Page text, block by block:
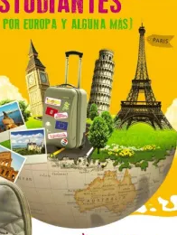
La compañía, a través de
Air Nostrum e Iberia
Express, conectará
Madrid y Mahón con una
frecuencia adicional al día
un 27% el número de plazas
La nueva programación
conectividad internacional de
del Motor abre
en el Colegio
Señora del